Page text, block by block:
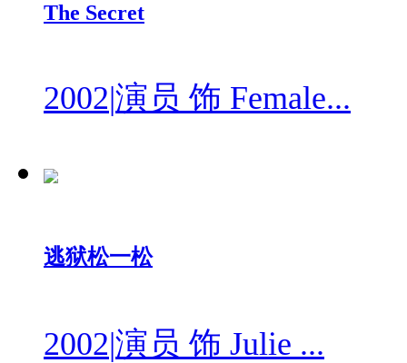
The Secret
2002|演员 饰 Female...
逃狱松一松
2002|演员 饰 Julie ...